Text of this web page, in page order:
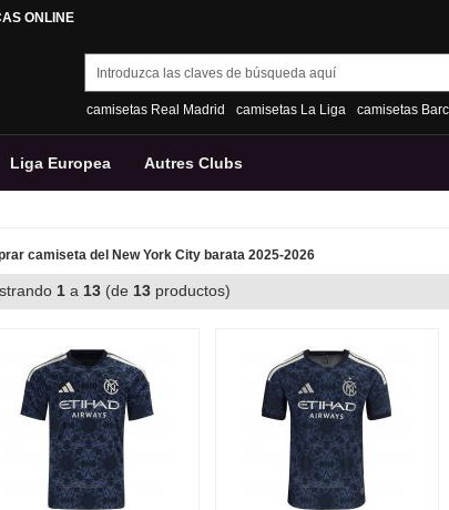
ONLINE
camisetas Real Madrid camisetas La Liga camisetas
Liga Europea Autres Clubs
camiseta del New York City barata 2025-2026
1 a 13 (de 13 productos)